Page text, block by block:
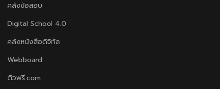
คลังข้อสอบ
Digital School 4.0
คลังหนังสือดิจิทัล
Webboard
ติวฟรี.com